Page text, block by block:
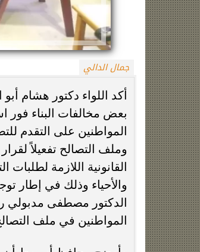
جمال الدالي
المواطنين على التقدم
القانونية اللازمة لطلبات
والأحياء وذلك في إطار
الدكتور مصطفى مدبولي
المواطنين في ملف
الزمالك يعلن رسميًا جهاز معتمد جمال قبل
انطلاق موسم 2026-2027